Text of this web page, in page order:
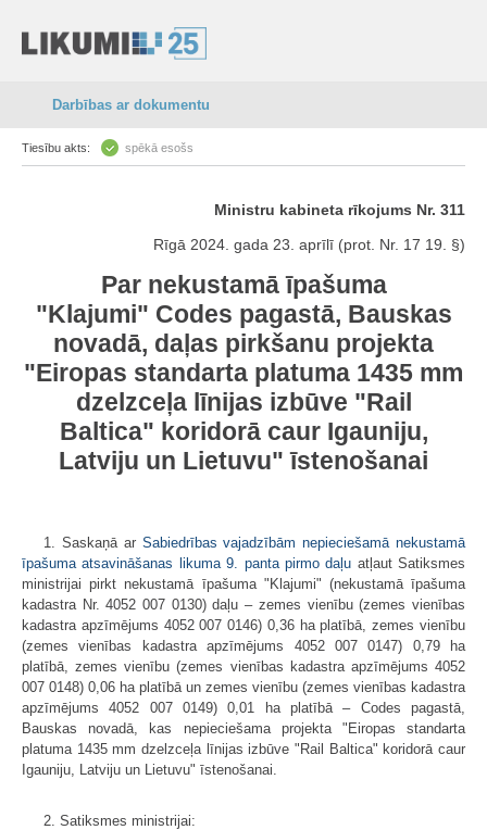
Darbības ar dokumentu
Tiesību akts: spēkā esošs
Ministru kabineta rīkojums Nr. 311
Rīgā 2024. gada 23. aprīlī (prot. Nr. 17 19. §)
Par nekustamā īpašuma
"Klajumi" Codes pagastā, Bauskas
novadā, daļas pirkšanu projekta
"Eiropas standarta platuma 1435 mm
dzelzceļa līnijas izbūve "Rail
Baltica" koridorā caur Igauniju,
Latviju un Lietuvu" īstenošanai
1. Saskaņā ar Sabiedrības vajadzībām nepieciešamā nekustamā
īpašuma atsavināšanas likuma 9. panta pirmo daļu atļaut Satiksmes
ministrijai pirkt nekustamā īpašuma "Klajumi" (nekustamā īpašuma
kadastra Nr. 4052 007 0130) daļu – zemes vienību (zemes vienības
kadastra apzīmējums 4052 007 0146) 0,36 ha platībā, zemes vienību
(zemes vienības kadastra apzīmējums 4052 007 0147) 0,79 ha
platībā, zemes vienību (zemes vienības kadastra apzīmējums 4052
007 0148) 0,06 ha platībā un zemes vienību (zemes vienības kadastra
apzīmējums 4052 007 0149) 0,01 ha platībā – Codes pagastā,
Bauskas novadā, kas nepieciešama projekta "Eiropas standarta
platuma 1435 mm dzelzceļa līnijas izbūve "Rail Baltica" koridorā caur
Igauniju, Latviju un Lietuvu" īstenošanai.
2. Satiksmes ministrijai: